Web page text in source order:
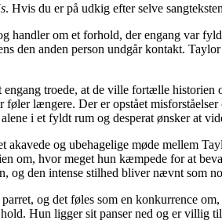
. Hvis du er på udkig efter selve
handler om et forhold, der engang var
den anden person undgår kontakt.
troede, at de ville fortælle
længere. Der er opstået
i et fyldt rum og desperat ønsker at
akavede og ubehagelige møde mellem
om, hvor meget hun kæmpede for at
og den intense stilhed bliver nævnt som
og det føles som en konkurrence
Hun ligger sit panser ned og er